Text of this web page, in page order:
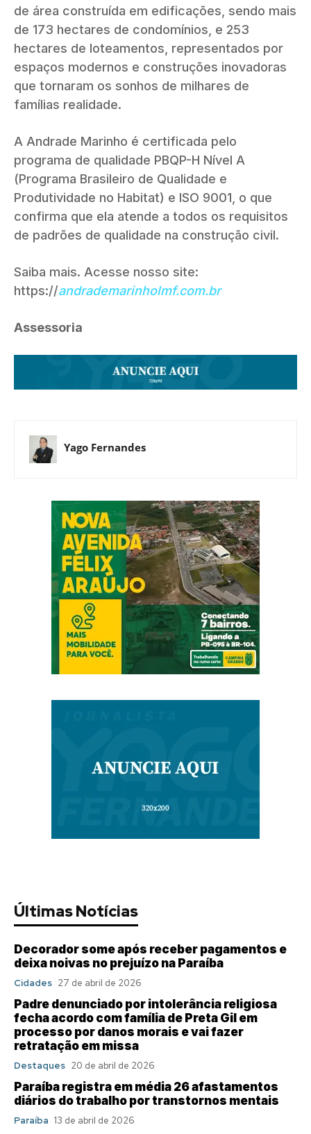
de área construída em edificações, sendo mais
de 173 hectares de condomínios, e 253
hectares de loteamentos, representados por
espaços modernos e construções inovadoras
que tornaram os sonhos de milhares de
famílias realidade.
A Andrade Marinho é certificada pelo
programa de qualidade PBQP-H Nível A
(Programa Brasileiro de Qualidade e
Produtividade no Habitat) e ISO 9001, o que
confirma que ela atende a todos os requisitos
de padrões de qualidade na construção civil.
Saiba mais. Acesse nosso site:
https://andrademarinholmf.com.br
Assessoria
Yago Fernandes
Últimas Notícias
Decorador some após receber pagamentos e
deixa noivas no prejuízo na Paraíba
Cidades 27 de abril de 2026
Padre denunciado por intolerância religiosa
fecha acordo com família de Preta Gil em
processo por danos morais e vai fazer
retratação em missa
Destaques 20 de abril de 2026
Paraíba registra em média 26 afastamentos
diários do trabalho por transtornos mentais
Paraíba 13 de abril de 2026